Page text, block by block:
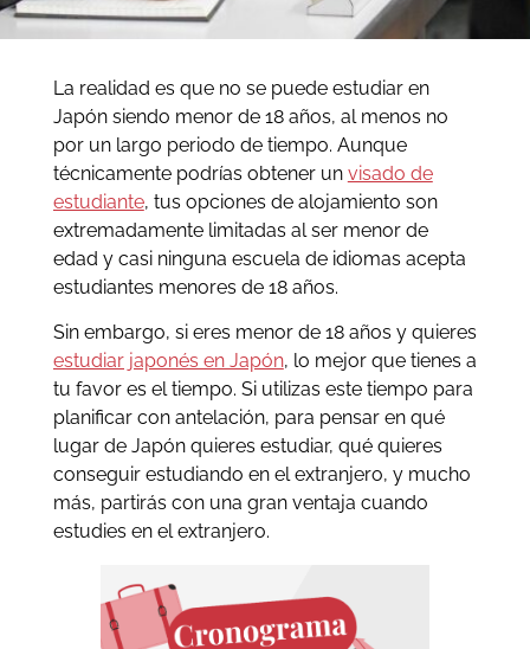
La realidad es que no se puede estudiar en
Japón siendo menor de 18 años, al menos no
por un largo periodo de tiempo. Aunque
técnicamente podrías obtener un visado de
estudiante, tus opciones de alojamiento son
extremadamente limitadas al ser menor de
edad y casi ninguna escuela de idiomas acepta
estudiantes menores de 18 años.
Sin embargo, si eres menor de 18 años y quieres
estudiar japonés en Japón, lo mejor que tienes a
tu favor es el tiempo. Si utilizas este tiempo para
planificar con antelación, para pensar en qué
lugar de Japón quieres estudiar, qué quieres
conseguir estudiando en el extranjero, y mucho
más, partirás con una gran ventaja cuando
estudies en el extranjero.